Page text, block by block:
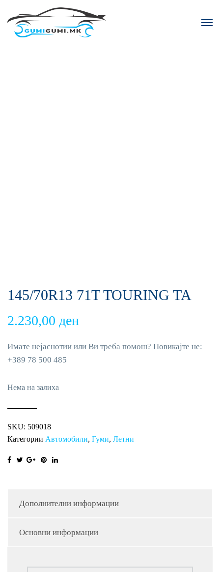
145/70R13 71T TOURING TA
2.230,00 ден
Имате нејаснотии или Ви треба помош? Повикајте не:
+389 78 500 485
Нема на залиха
SKU: 509018
Категории Автомобили, Гуми, Летни
Дополнителни информации
Основни информации